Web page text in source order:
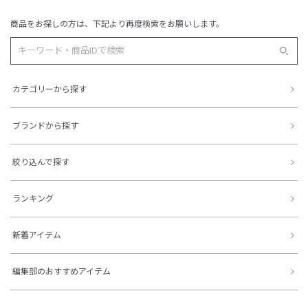
商品をお探しの方は、下記より再度検索をお願いします。
カテゴリーから探す
ブランドから探す
絞り込んで探す
ランキング
新着アイテム
編集部のおすすめアイテム